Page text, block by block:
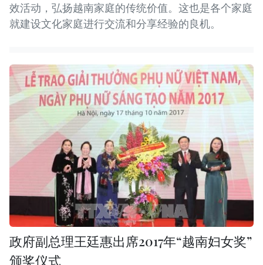
效活动，弘扬越南家庭的传统价值。这也是各个家庭
就建设文化家庭进行交流和分享经验的良机。​
政府副总理王廷惠出席2017年“越南妇女奖”
颁奖仪式